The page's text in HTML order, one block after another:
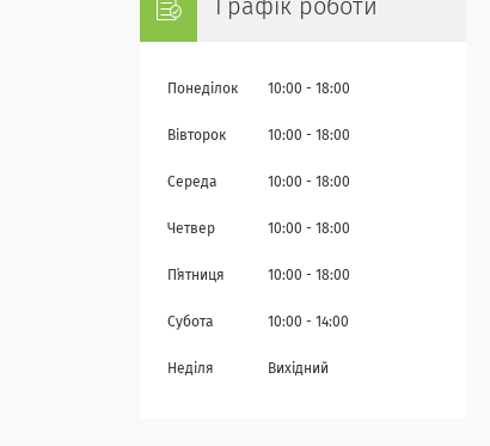
Графік роботи
Понеділок 10:00 18:00
Вівторок 10:00 18:00
Середа 10:00 18:00
Четвер 10:00 18:00
Пʼятниця 10:00 18:00
Субота 10:00 14:00
Неділя Вихідний